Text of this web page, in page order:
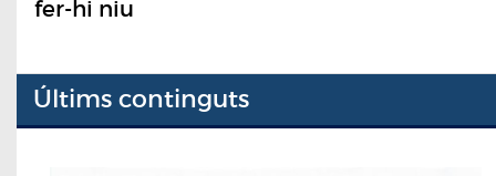
fer-hi niu
Últims continguts